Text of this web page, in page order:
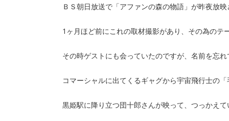
ＢＳ朝日放送で「アファンの森の物語」が昨夜放
1ヶ月ほど前にこれの取材撮影があり、その為のテ
その時ゲストにも会っていたのですが、名前を忘
コマーシャルに出てくるギャグから宇宙飛行士の
黒姫駅に降り立つ団十郎さんが映って、つっかえ